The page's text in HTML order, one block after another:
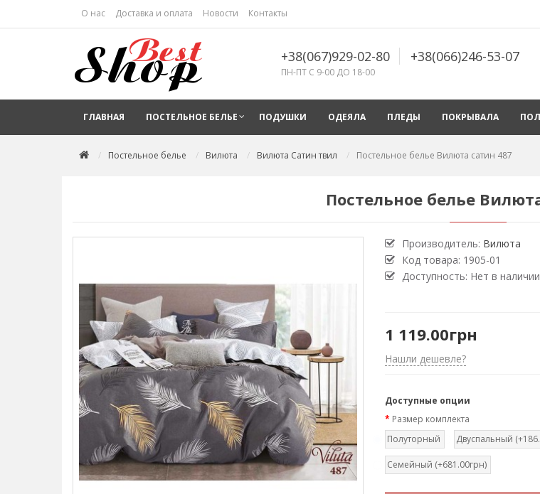
О нас Доставка и оплата Новости Контакты
+38(067)929-02-80 +38(066)246-53-07
ПН-ПТ С 9-00 ДО 18-00
ГЛАВНАЯ ПОСТЕЛЬНОЕ БЕЛЬЕ ПОДУШКИ ОДЕЯЛА ПЛЕДЫ ПОКРЫВАЛА
Постельное белье Вилюта Вилюта Сатин твил Постельное белье Вилюта сатин 487
Постельное белье
Производитель: Вилюта
Код товара: 1905-01
Доступность: Нет в наличии
1 119.00грн
Нашли дешевле?
Доступные опции
Размер комплекта
Полуторный
Двуспальный
Семейный (+681.00грн)